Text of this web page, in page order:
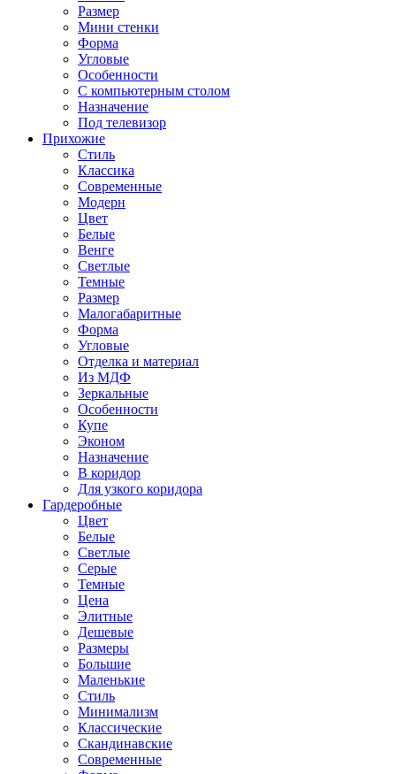
Размер
Мини стенки
Форма
Угловые
Особенности
С компьютерным столом
Назначение
Под телевизор
Прихожие
Стиль
Классика
Современные
Модерн
Цвет
Белые
Венге
Светлые
Темные
Размер
Малогабаритные
Форма
Угловые
Отделка и материал
Из МДФ
Зеркальные
Особенности
Купе
Эконом
Назначение
В коридор
Для узкого коридора
Гардеробные
Цвет
Белые
Светлые
Серые
Темные
Цена
Элитные
Дешевые
Размеры
Большие
Маленькие
Стиль
Минимализм
Классические
Скандинавские
Современные